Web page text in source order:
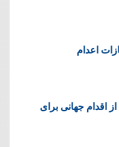
اعدام
اقدام جهانی برای